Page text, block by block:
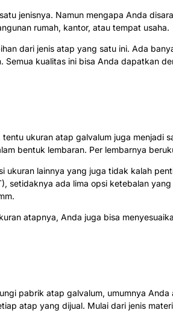
jenisnya. Namun mengapa Anda
rumah, kantor, atau tempat usaha.
dari jenis atap yang satu ini. Ada
Semua kualitas ini bisa Anda dapatkan
tentu ukuran atap galvalum juga menjadi
bentuk lembaran. Per lembarnya
ukuran lainnya yang juga tidak kalah
setidaknya ada lima opsi ketebalan
atapnya, Anda juga bisa
pabrik atap galvalum, umumnya
atap yang dijual. Mulai dari jenis